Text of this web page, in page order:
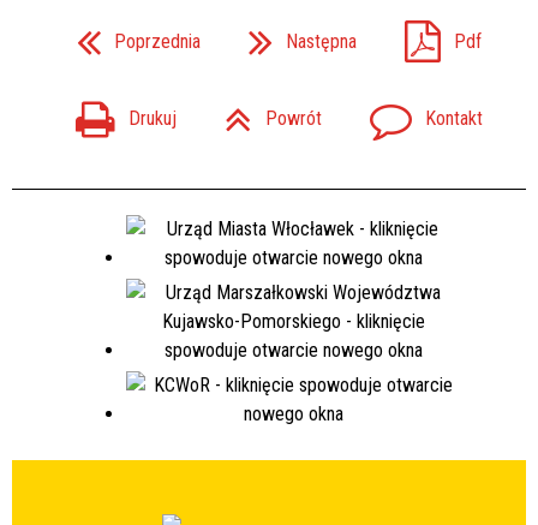
Poprzednia Następna Pdf
Drukuj Powrót Kontakt